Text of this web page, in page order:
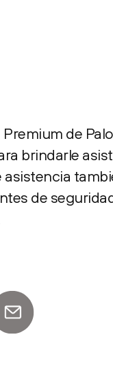
de
brindarle
asistencia
de